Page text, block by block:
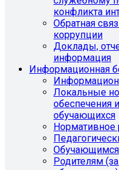
конфликта
Обратная
коррупции
Доклады,
информация
Информационная
Локальные
обеспечения
обучающихся
Нормативное
Обучающимся
Родителям